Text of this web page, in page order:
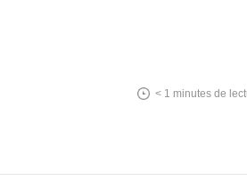
< 1 minutes de